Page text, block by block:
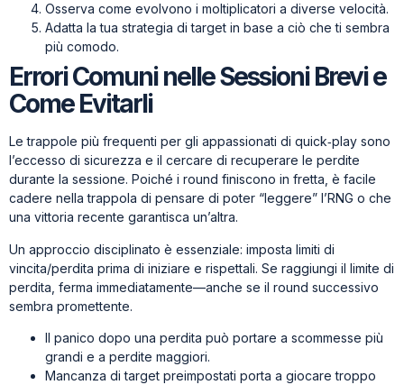
Osserva come evolvono i moltiplicatori a diverse velocità.
Adatta la tua strategia di target in base a ciò che ti sembra
più comodo.
Errori Comuni nelle Sessioni Brevi e
Come Evitarli
Le trappole più frequenti per gli appassionati di quick‑play sono
l’eccesso di sicurezza e il cercare di recuperare le perdite
durante la sessione. Poiché i round finiscono in fretta, è facile
cadere nella trappola di pensare di poter “leggere” l’RNG o che
una vittoria recente garantisca un’altra.
Un approccio disciplinato è essenziale: imposta limiti di
vincita/perdita prima di iniziare e rispettali. Se raggiungi il limite di
perdita, ferma immediatamente—anche se il round successivo
sembra promettente.
Il panico dopo una perdita può portare a scommesse più
grandi e a perdite maggiori.
Mancanza di target preimpostati porta a giocare troppo